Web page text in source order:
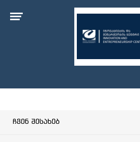
ჩვენ შესახებ